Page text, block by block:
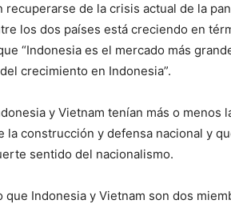
recuperarse de la crisis actual de la
los dos países está creciendo en
“Indonesia es el mercado más
crecimiento en Indonesia”.
y Vietnam tenían más o
la construcción y defensa nacional y
sentido del nacionalismo.
que Indonesia y Vietnam son dos